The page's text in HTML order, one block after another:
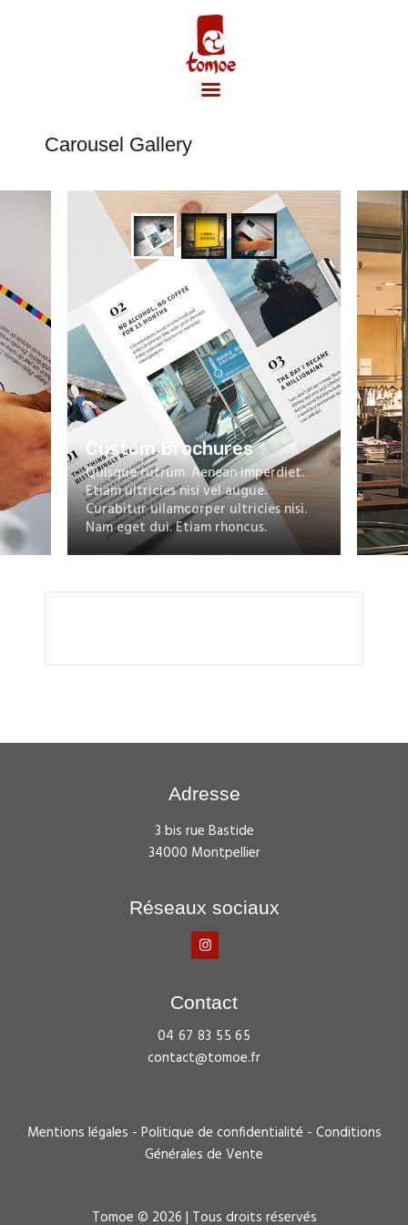
Accueil
Carousel Gallery
Custom Brochures
Quisque rutrum. Aenean imperdiet.
Etiam ultricies nisi vel augue.
Curabitur ullamcorper ultricies nisi.
Nam eget dui. Etiam rhoncus.
Adresse
3 bis rue Bastide
34000 Montpellier
Réseaux sociaux
Contact
04 67 83 55 65
contact@tomoe.fr
Mentions légales - Politique de confidentialité - Conditions
Générales de Vente
Tomoe © 2026 | Tous droits réservés